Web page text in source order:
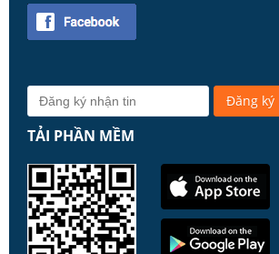
TẢI PHẦN MỀM